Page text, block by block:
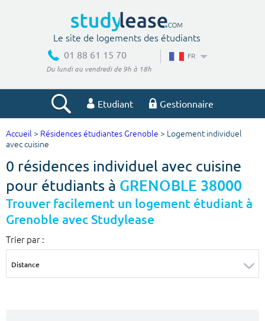
Le site de logements des étudiants
01 88 61 15 70
Du lundi au vendredi de 9h à 18h
FR
Etudiant Gestionnaire
Votre recherche
Ville, école
Budget min
€
Budget max
€
Surface min Surface max
Accueil > Résidences étudiantes Grenoble > Logement individuel
avec cuisine
0 résidences individuel avec cuisine
pour étudiants à GRENOBLE 38000
Trouver facilement un logement étudiant à
Grenoble avec Studylease
Trier par :